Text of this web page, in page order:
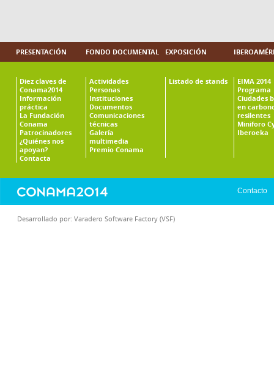
PRESENTACIÓN
Diez claves de
Conama2014
Información
práctica
La Fundación
Conama
Patrocinadores
¿Quiénes nos
apoyan?
Contacta
FONDO DOCUMENTAL
Actividades
Personas
Instituciones
Documentos
Comunicaciones
técnicas
Galería
multimedia
Premio Conama
EXPOSICIÓN
Listado de stands
EIMA 2014
Programa
Ciudades
en
resilentes
Miniforo
Iberoeka
Contacto
Desarrollado por: Varadero Software Factory (VSF)